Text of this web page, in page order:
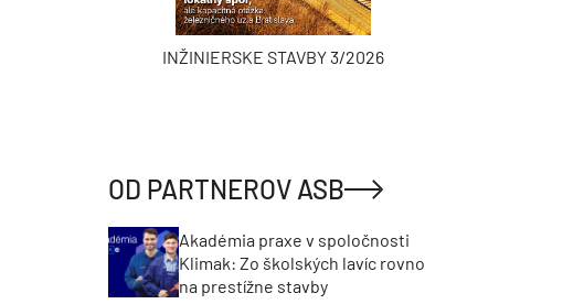
INŽINIERSKE STAVBY 3/2026
OD PARTNEROV ASB
Akadémia praxe v spoločnosti
Klimak: Zo školských lavíc rovno
na prestížne stavby